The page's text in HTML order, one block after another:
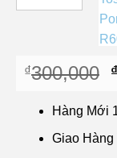
₫300,000 ₫
Hàng Mới
Giao Hàng